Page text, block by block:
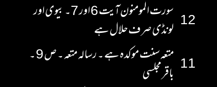
12
سورت المومنون آیت 6 اور 7۔ بیوی اور
لونڈی صرف حلال ہے
11
متعہ سنت موکدہ ہے ۔ رسالہ متعہ ۔ ص 9 ۔
باقر مجلسی